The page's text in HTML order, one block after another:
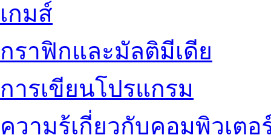
เกมส์
กราฟิกและมัลติมีเดีย
การเขียนโปรแกรม
ความรู้เกี่ยวกับคอมพิวเตอ